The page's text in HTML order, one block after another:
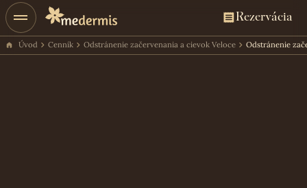
Rezervácia
Úvod Cenník Odstránenie začervenania a cievok Veloce Odstránenie